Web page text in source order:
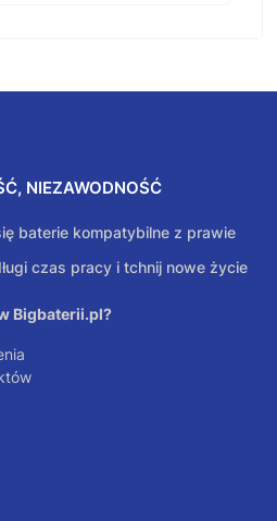
NIEZAWODNOŚĆ
baterie kompatybilne z prawie
czas pracy i tchnij nowe życie
Bigbaterii.pl?